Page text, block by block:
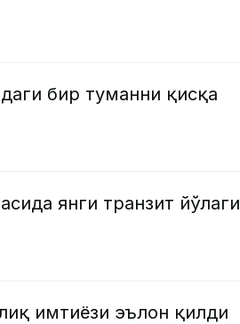
бир туманни қисқа
янги транзит йўлаги
имтиёзи эълон қилди